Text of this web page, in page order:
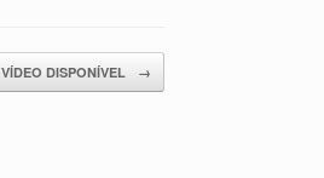
VÍDEO DISPONÍVEL →